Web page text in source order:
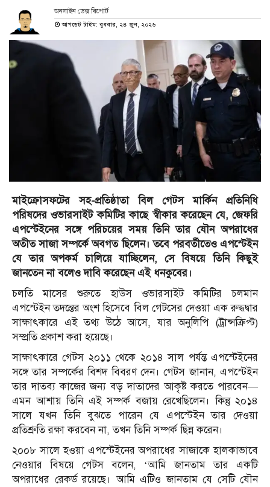
অনলাইন ডেক্স রিপোর্ট
আপডেট টাইম: বুধবার, ২৪ জুন, ২০২৬
মাইক্রোসফটের সহ-প্রতিষ্ঠাতা বিল গেটস মার্কিন প্রতিনিধি
পরিষদের ওভারসাইট কমিটির কাছে স্বীকার করেছেন যে, জেফরি
এপস্টেইনের সঙ্গে পরিচয়ের সময় তিনি তার যৌন অপরাধের
অতীত সাজা সম্পর্কে অবগত ছিলেন। তবে পরবর্তীতেও এপস্টেইন
যে তার অপকর্ম চালিয়ে যাচ্ছিলেন, সে বিষয়ে তিনি কিছুই
জানতেন না বলেও দাবি করেছেন এই ধনকুবের।
চলতি মাসের শুরুতে হাউস ওভারসাইট কমিটির চলমান
এপস্টেইন তদন্তের অংশ হিসেবে বিল গেটসের দেওয়া এক রুদ্ধদ্বার
সাক্ষাৎকারে এই তথ্য উঠে আসে, যার অনুলিপি (ট্রান্সক্রিপ্ট)
সম্প্রতি প্রকাশ করা হয়েছে।
সাক্ষাৎকারে গেটস ২০১১ থেকে ২০১৪ সাল পর্যন্ত এপস্টেইনের
সঙ্গে তার সম্পর্কের বিশদ বিবরণ দেন। গেটস জানান, এপস্টেইন
তার দাতব্য কাজের জন্য বড় দাতাদের আকৃষ্ট করতে পারবেন—
এমন আশায় তিনি এই সম্পর্ক বজায় রেখেছিলেন। কিন্তু ২০১৪
সালে যখন তিনি বুঝতে পারেন যে এপস্টেইন তার দেওয়া
প্রতিশ্রুতি রক্ষা করবেন না, তখন তিনি সম্পর্ক ছিন্ন করেন।
২০০৮ সালে হওয়া এপস্টেইনের অপরাধের সাজাকে হালকাভাবে
নেওয়ার বিষয়ে গেটস বলেন, ‘আমি জানতাম তার একটি
অপরাধের রেকর্ড রয়েছে। আমি এটিও জানতাম যে সেটি যৌন